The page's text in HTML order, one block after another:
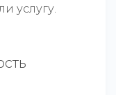
услугу.